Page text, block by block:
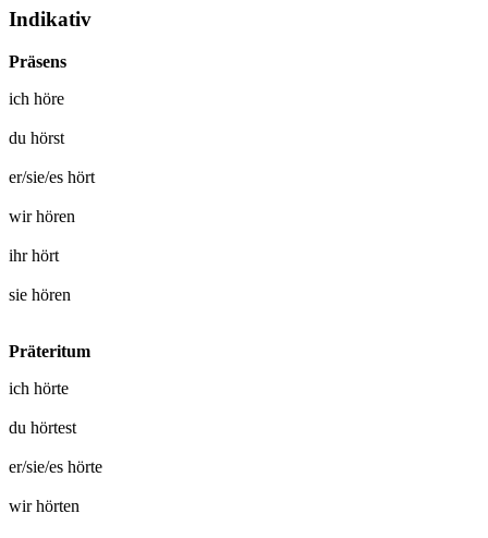
Indikativ
Präsens
ich höre
du hörst
er/sie/es hört
wirhören
ihrhört
sie hören
Präteritum
ich hörte
du hörtest
er/sie/es hörte
wirhörten